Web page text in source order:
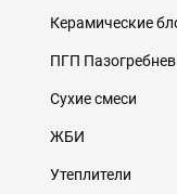
Керамические
ПГП
Сухие смеси
ЖБИ
Утеплители